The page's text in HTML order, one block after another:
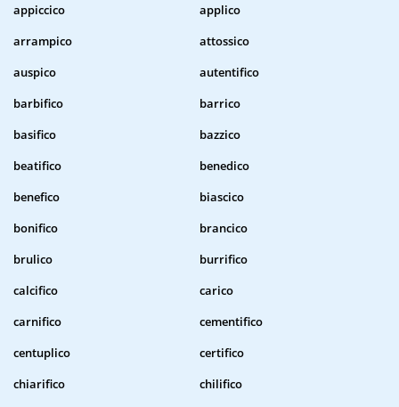
appiccico
applico
arrampico
attossico
auspico
autentifico
barbifico
barrico
basifico
bazzico
beatifico
benedico
benefico
biascico
bonifico
brancico
brulico
burrifico
calcifico
carico
carnifico
cementifico
centuplico
certifico
chiarifico
chilifico